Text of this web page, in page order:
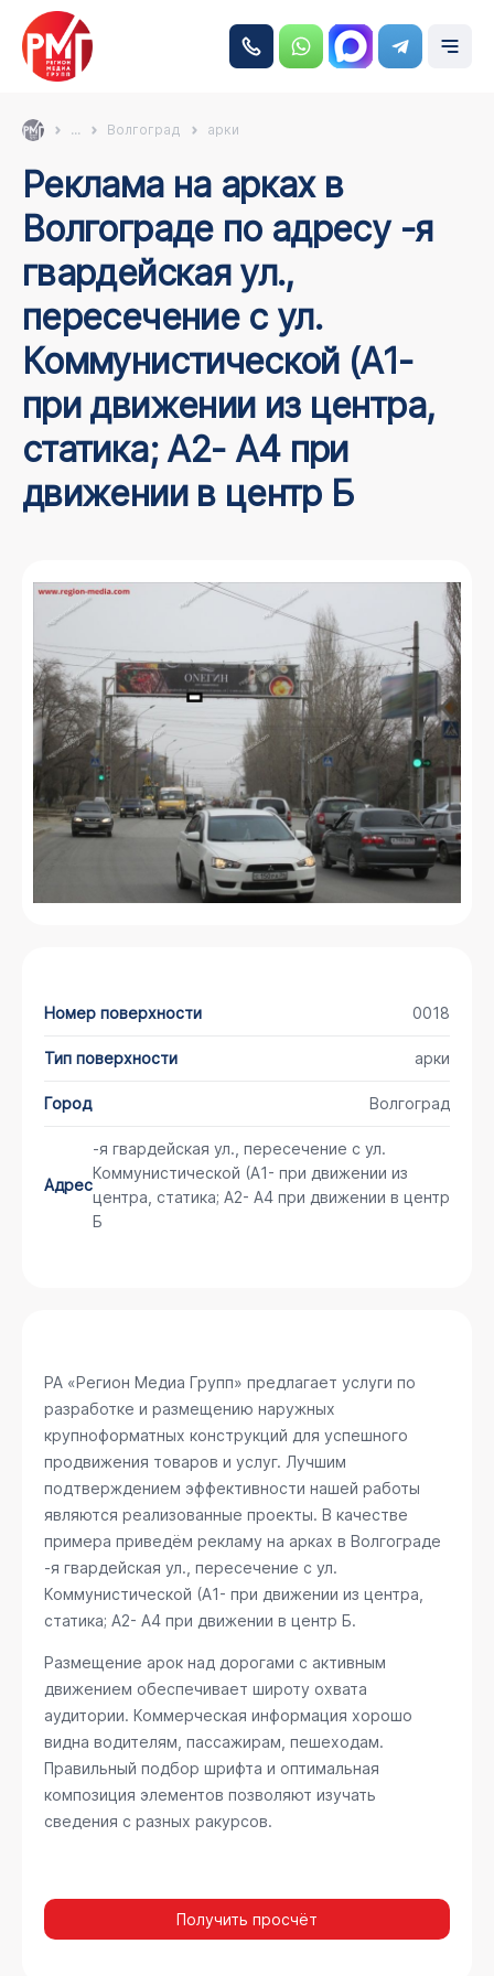
... Волгоград арки
Реклама на арках в
Волгограде по адресу -я
гвардейская ул.,
пересечение с ул.
Коммунистической (А1-
при движении из центра,
статика; А2- А4 при
движении в центр Б
Номер поверхности 0018
Тип поверхности арки
Город Волгоград
Адрес
-я гвардейская ул., пересечение с ул.
Коммунистической (А1- при движении из
центра, статика; А2- А4 при движении в центр
Б
РА «Регион Медиа Групп» предлагает услуги по
разработке и размещению наружных
крупноформатных конструкций для успешного
продвижения товаров и услуг. Лучшим
подтверждением эффективности нашей работы
являются реализованные проекты. В качестве
примера приведём рекламу на арках в Волгограде
-я гвардейская ул., пересечение с ул.
Коммунистической (А1- при движении из центра,
статика; А2- А4 при движении в центр Б.
Размещение арок над дорогами с активным
движением обеспечивает широту охвата
аудитории. Коммерческая информация хорошо
видна водителям, пассажирам, пешеходам.
Правильный подбор шрифта и оптимальная
композиция элементов позволяют изучать
сведения с разных ракурсов.
Получить просчёт